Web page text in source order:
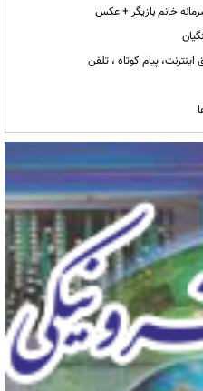
خانم بازیگر + عکس
پیام کوتاه ، تلفن